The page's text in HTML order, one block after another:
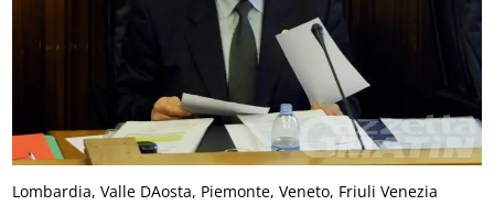
Lombardia, Valle DAosta, Piemonte, Veneto, Friuli Venezia